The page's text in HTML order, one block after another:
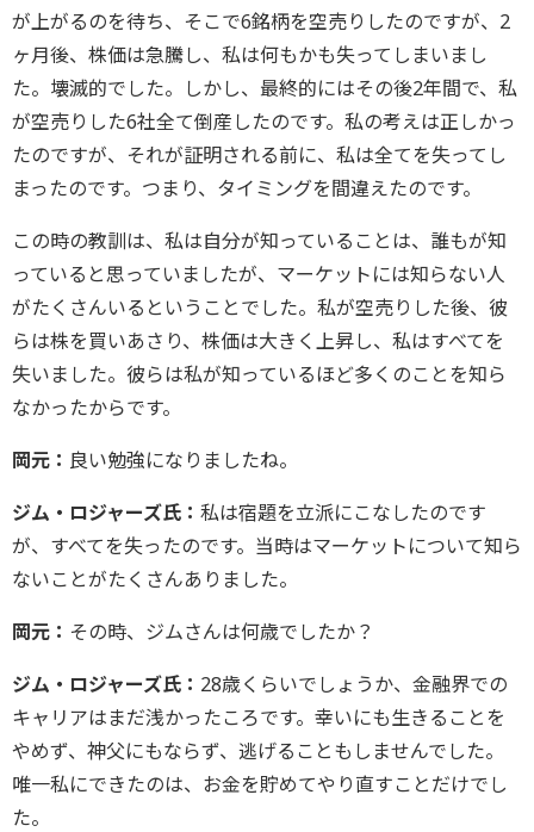
が上がるのを待ち、そこで6銘柄を空売りしたのですが、2
ヶ月後、株価は急騰し、私は何もかも失ってしまいまし
た。壊滅的でした。しかし、最終的にはその後2年間で、私
が空売りした6社全て倒産したのです。私の考えは正しかっ
たのですが、それが証明される前に、私は全てを失ってし
まったのです。つまり、タイミングを間違えたのです。
この時の教訓は、私は自分が知っていることは、誰もが知
っていると思っていましたが、マーケットには知らない人
がたくさんいるということでした。私が空売りした後、彼
らは株を買いあさり、株価は大きく上昇し、私はすべてを
失いました。彼らは私が知っているほど多くのことを知ら
なかったからです。
岡元： 良い勉強になりましたね。
ジム・ロジャーズ氏： 私は宿題を立派にこなしたのです
が、すべてを失ったのです。当時はマーケットについて知ら
ないことがたくさんありました。
岡元： その時、ジムさんは何歳でしたか？
ジム・ロジャーズ氏： 28歳くらいでしょうか、金融界での
キャリアはまだ浅かったころです。幸いにも生きることを
やめず、神父にもならず、逃げることもしませんでした。
唯一私にできたのは、お金を貯めてやり直すことだけでし
た。